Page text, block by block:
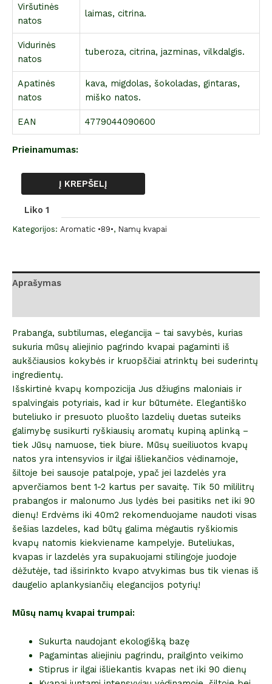
Viršutinės
natos
laimas, citrina.
Vidurinės
natos
tuberoza, citrina, jazminas, vilkdalgis.
Apatinės
natos
kava, migdolas, šokoladas, gintaras,
miško natos.
EAN 4779044090600
Prieinamumas:
Į KREPŠELĮ
Liko 1
Kategorijos: Aromatic •89•, Namų kvapai
Aprašymas
Prabanga, subtilumas, elegancija – tai savybės, kurias
sukuria mūsų aliejinio pagrindo kvapai pagaminti iš
aukščiausios kokybės ir kruopščiai atrinktų bei suderintų
ingredientų.
Išskirtinė kvapų kompozicija Jus džiugins maloniais ir
spalvingais potyriais, kad ir kur būtumėte. Elegantiško
buteliuko ir presuoto pluošto lazdelių duetas suteiks
galimybę susikurti ryškiausių aromatų kupiną aplinką –
tiek Jūsų namuose, tiek biure. Mūsų sueiliuotos kvapų
natos yra intensyvios ir ilgai išliekančios vėdinamoje,
šiltoje bei sausoje patalpoje, ypač jei lazdelės yra
apverčiamos bent 1-2 kartus per savaitę. Tik 50 mililitrų
prabangos ir malonumo Jus lydės bei pasitiks net iki 90
dienų! Erdvėms iki 40m2 rekomenduojame naudoti visas
šešias lazdeles, kad būtų galima mėgautis ryškiomis
kvapų natomis kiekviename kampelyje. Buteliukas,
kvapas ir lazdelės yra supakuojami stilingoje juodoje
dėžutėje, tad išsirinkto kvapo atvykimas bus tik vienas iš
daugelio aplankysiančių elegancijos potyrių!
Mūsų namų kvapai trumpai:
Sukurta naudojant ekologišką bazę
Pagamintas aliejiniu pagrindu, prailginto veikimo
Stiprus ir ilgai išliekantis kvapas net iki 90 dienų